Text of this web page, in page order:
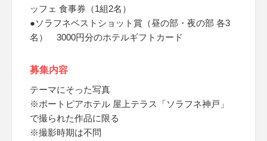
ッフェ 食事券（1組2名）
●ソラフネベストショット賞（昼の部・夜の部 各3
名） 3000円分のホテルギフトカード
募集内容
テーマにそった写真
※ポートピアホテル 屋上テラス「ソラフネ神戸」
で撮られた作品に限る
※撮影時期は不問